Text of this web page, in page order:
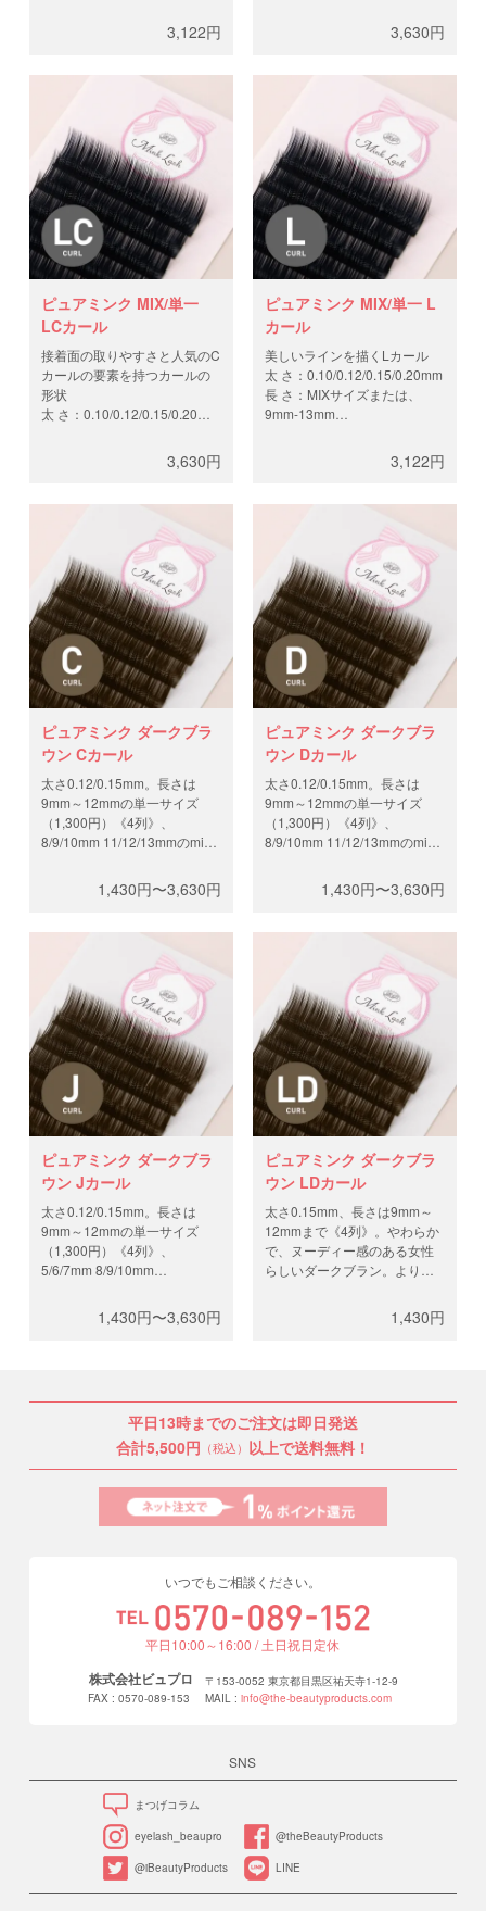
本 数：12列（約4,4003,122円
本 数：12列（約4,4003,630円
ピュアミンク MIX/単一
LCカール
接着面の取りやすさと人気のC
カールの要素を持つカールの
形状
太 さ：0.10/0.12/0.15/0.20mm
本 数：12列（約4,400
本/0.15mm、約2,200
3,630円
ピュアミンク MIX/単一 L
カール
美しいラインを描くLカール
太 さ：0.10/0.12/0.15/0.20mm
長 さ：MIXサイズまたは、
9mm-13mm
3,122円
ピュアミンク ダークブラ
ウン Cカール
太さ0.12/0.15mm。長さは
9mm～12mmの単一サイズ
（1,300円）《4列》、
8/9/10mm 11/12/13mmのmix
らお選びください。やわらか
で、ヌーディー感のある女性
1,430円〜3,630円
ピュアミンク ダークブラ
ウン Dカール
太さ0.12/0.15mm。長さは
9mm～12mmの単一サイズ
（1,300円）《4列》、
8/9/10mm 11/12/13mmのmix
らお選びください。やわらか
で、ヌーディー感のある女性
1,430円〜3,630円
ピュアミンク ダークブラ
ウン Jカール
太さ0.12/0.15mm。長さは
9mm～12mmの単一サイズ
（1,300円）《4列》、
5/6/7mm 8/9/10mm
（3,300円）《12列》からお選
びください。やわらかで、ヌ
1,430円〜3,630円
ピュアミンク ダークブラ
ウン LDカール
太さ0.15mm、長さは9mm～
12mmまで《4列》。やわらか
で、ヌーディー感のある女性
らしいダークブラン。よりナ
1,430円
平日13時までのご注文は即日発送
合計5,500円 （税込） 以上で送料無料！
いつでもご相談ください。
平日10:00～16:00 / 土日祝日定休
株式会社ビュプロ
〒153-0052 東京都目黒区祐天寺1-12-9
FAX : 0570-089-153
MAIL : info@the-beautyproducts.com
SNS
まつげコラム
eyelash_beaupro @theBeautyProducts
@iBeautyProducts LINE